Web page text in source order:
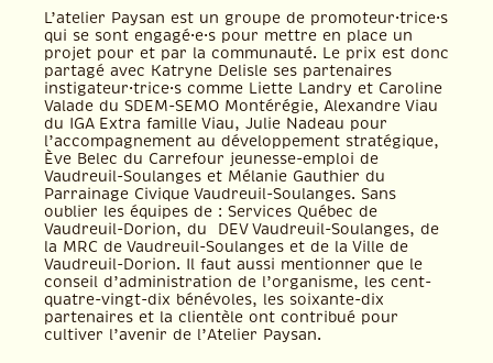
L’atelier Paysan est un groupe de promoteur·trice·s
qui se sont engagé·e·s pour mettre en place un
projet pour et par la communauté. Le prix est donc
partagé avec Katryne Delisle ses partenaires
instigateur·trice·s comme Liette Landry et Caroline
Valade du SDEM-SEMO Montérégie, Alexandre Viau
du IGA Extra famille Viau, Julie Nadeau pour
l’accompagnement au développement stratégique,
Ève Belec du Carrefour jeunesse-emploi de
Vaudreuil-Soulanges et Mélanie Gauthier du
Parrainage Civique Vaudreuil-Soulanges. Sans
oublier les équipes de : Services Québec de
Vaudreuil-Dorion, du DEV Vaudreuil-Soulanges, de
la MRC de Vaudreuil-Soulanges et de la Ville de
Vaudreuil-Dorion. Il faut aussi mentionner que le
conseil d’administration de l’organisme, les cent-
quatre-vingt-dix bénévoles, les soixante-dix
partenaires et la clientèle ont contribué pour
cultiver l’avenir de l’Atelier Paysan.